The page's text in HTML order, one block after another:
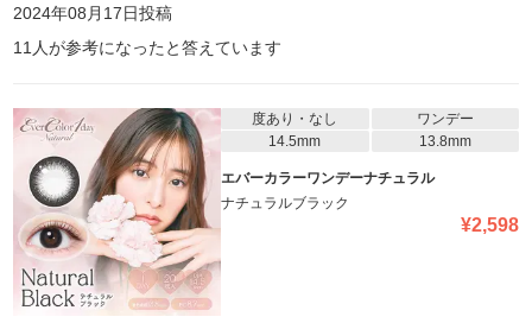
2024年08月17日投稿
11 人が参考になったと答えています
度あり・なし
ワンデー
14.5mm
13.8mm
エバーカラーワンデーナチュラル
ナチュラルブラック
¥2,598